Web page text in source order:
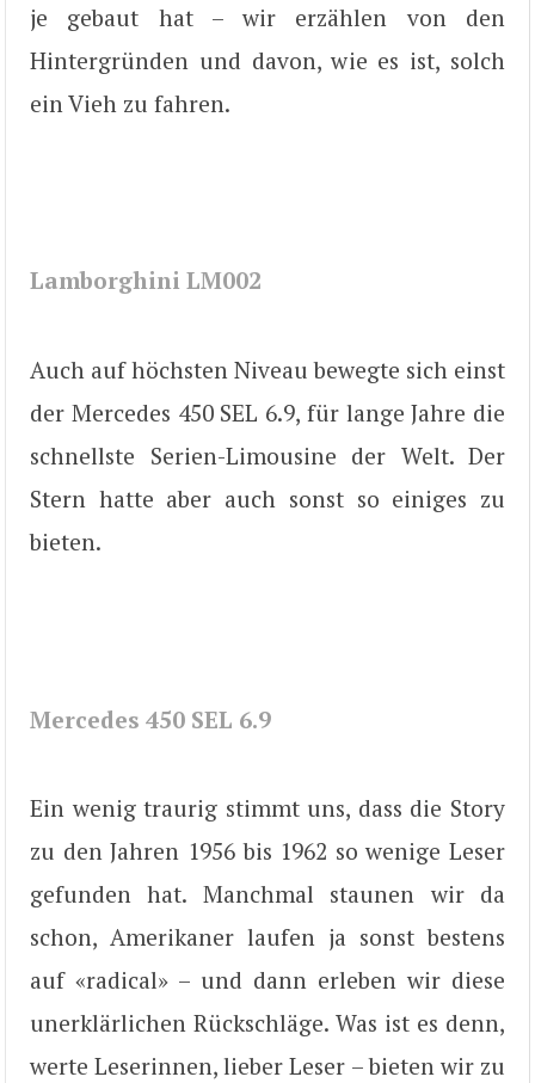
je gebaut hat – wir erzählen von den
Hintergründen und davon, wie es ist, solch
ein Vieh zu fahren.
Lamborghini LM002
Auch auf höchsten Niveau bewegte sich einst
der Mercedes 450 SEL 6.9, für lange Jahre die
schnellste Serien-Limousine der Welt. Der
Stern hatte aber auch sonst so einiges zu
bieten.
Mercedes 450 SEL 6.9
Ein wenig traurig stimmt uns, dass die Story
zu den Jahren 1956 bis 1962 so wenige Leser
gefunden hat. Manchmal staunen wir da
schon, Amerikaner laufen ja sonst bestens
auf «radical» – und dann erleben wir diese
unerklärlichen Rückschläge. Was ist es denn,
werte Leserinnen, lieber Leser – bieten wir zu